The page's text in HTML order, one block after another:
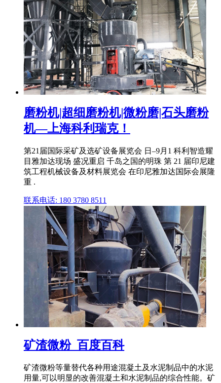
磨粉机|超细磨粉机|微粉磨|石头磨粉
机—上海科利瑞克！
第21届国际采矿及选矿设备展览会 日–9月1 科利智造耀
目雅加达现场 盛况重启 千岛之国的明珠 第 21 届印尼建
筑工程机械设备及材料展览会 在印尼雅加达国际会展隆
重 .
联系电话: 180 3780 8511
矿渣微粉_百度百科
矿渣微粉等量替代各种用途混凝土及水泥制品中的水泥
用量,可以明显的改善混凝土和水泥制品的综合性能。矿